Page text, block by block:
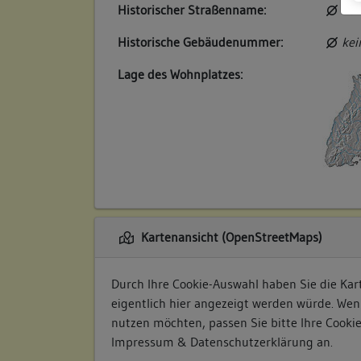
Historischer Straßenname:
Historische Gebäudenummer:
Lage des Wohnplatzes:
Kartenansicht (OpenStreetMaps)
Durch Ihre Cookie-Auswahl haben Sie die
eigentlich hier angezeigt werden würde.
nutzen möchten, passen Sie bitte Ihre
Impressum & Datenschutzerklärung an.